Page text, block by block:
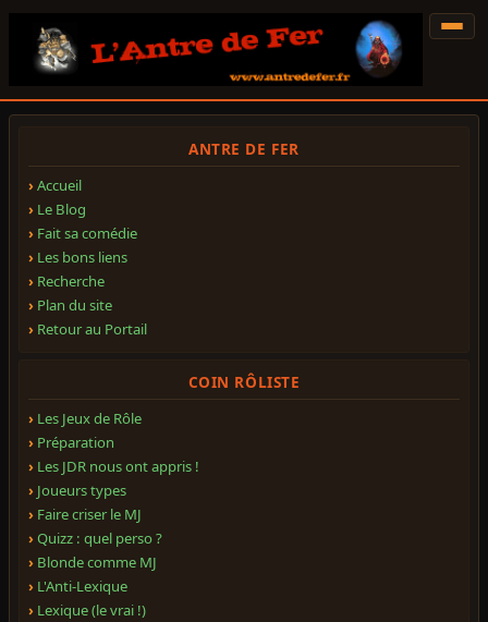
ANTRE DE FER
Accueil
Le Blog
Fait sa comédie
Les bons liens
Recherche
Plan du site
Retour au Portail
COIN RÔLISTE
Les Jeux de Rôle
Préparation
Les JDR nous ont appris !
Joueurs types
Faire criser le MJ
Quizz : quel perso ?
Blonde comme MJ
L'Anti-Lexique
Lexique (le vrai !)